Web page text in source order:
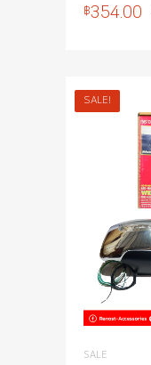
฿354.00
SALE!
SALE